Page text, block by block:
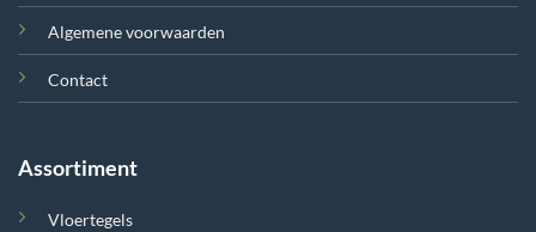
Algemene voorwaarden
Contact
Assortiment
Vloertegels